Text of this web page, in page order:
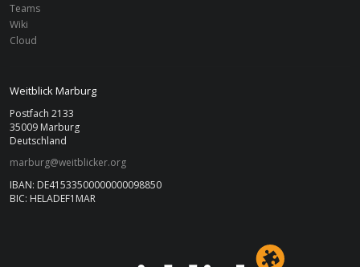
Teams
Wiki
Cloud
Weitblick Marburg
Postfach 2133
35009 Marburg
Deutschland
marburg@weitblicker.org
IBAN: DE41533500000000098850
BIC: HELADEF1MAR